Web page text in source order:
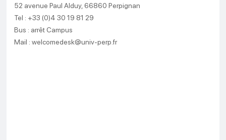
52 avenue Paul Alduy, 66860 Perpignan
Tel : +33 (0)4 30 19 81 29
Bus : arrêt Campus
Mail : welcomedesk@univ-perp.fr